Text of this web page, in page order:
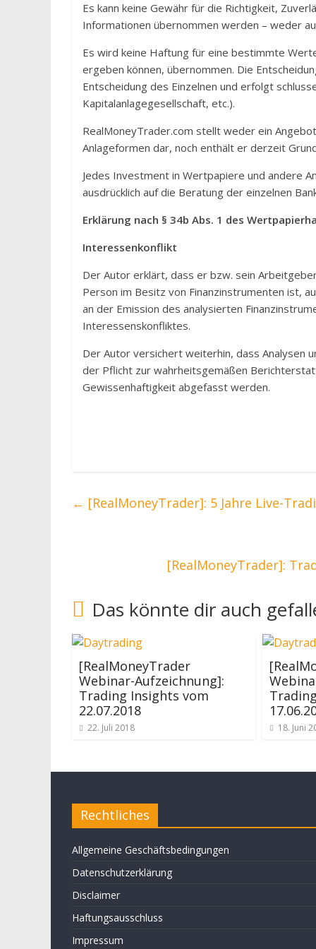
Es kann keine Gewähr für die Richtigkeit,
Informationen übernommen werden – weder
Es wird keine Haftung für eine bestimmte
ergeben können, übernommen. Die
Entscheidung des Einzelnen und erfolgt
Kapitalanlagegesellschaft, etc.).
RealMoneyTrader.com stellt weder ein
Anlageformen dar, noch enthält er derzeit
Jedes Investment in Wertpapiere und andere
ausdrücklich auf die Beratung der einzelnen
Erklärung nach § 34b Abs. 1 des
Interessenkonflikt
Der Autor erklärt, dass er bzw. sein
Person im Besitz von Finanzinstrumenten ist,
an der Emission des analysierten
Interessenskonfliktes.
Der Autor versichert weiterhin, dass Analysen
der Pflicht zur wahrheitsgemäßen
Gewissenhaftigkeit abgefasst werden.
← [RealMoneyTrader]: 5 Jahre Live-
[RealMoneyTrader]:
Das könnte dir auch
[RealMoneyTrader
Webinar-Aufzeichnung]:
Trading Insights vom
22.07.2018
22. Juli 2018 18. Juni
Rechtliches
Allgemeine Geschäftsbedingungen
Datenschutzerklärung
Disclaimer
Haftungsausschluss
Impressum